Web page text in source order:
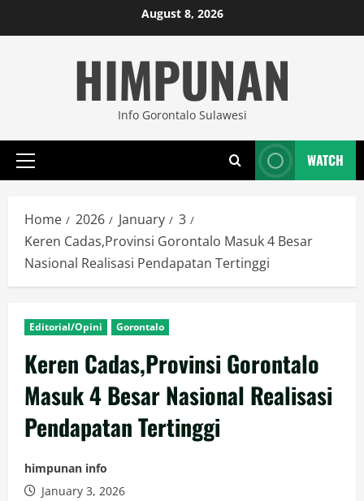
to
August 8, 2026
HIMPUNAN
Info Gorontalo Sulawesi
Primary
WATCH
Home 2026 January
3
Keren Cadas,Provinsi Gorontalo Masuk 4 Besar
Nasional Realisasi Pendapatan Tertinggi
Editorial/Opini Gorontalo
Keren Cadas,Provinsi Gorontalo
Masuk 4 Besar Nasional Realisasi
Pendapatan Tertinggi
himpunan info
January 3, 2026